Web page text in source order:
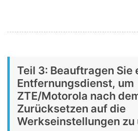
Teil 3: Beauftragen Sie
Entfernungsdienst, um
ZTE/Motorola nach
Zurücksetzen auf die
Werkseinstellungen zu